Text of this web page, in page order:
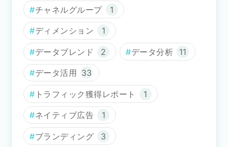
チャネルグループ 1
ディメンション 1
データブレンド 2 データ分析 11
データ活用 33
トラフィック獲得レポート 1
ネイティブ広告 1
ブランディング 3